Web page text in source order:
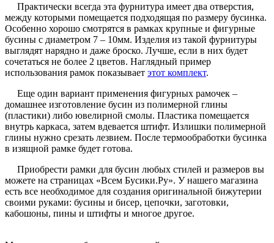
Практически всегда эта фурнитура имеет два отверстия,
между которыми помещается подходящая по размеру бусинка.
Особенно хорошо смотрятся в рамках крупные и фигурные
бусины с диаметром 7 – 10мм. Изделия из такой фурнитуры
выглядят нарядно и даже броско. Лучше, если в них будет
сочетаться не более 2 цветов. Наглядный пример
использования рамок показывает этот комплект.
Еще один вариант применения фигурных рамочек –
домашнее изготовление бусин из полимерной глины
(пластики) либо ювелирной смолы. Пластика помещается
внутрь каркаса, затем вдевается штифт. Излишки полимерной
глины нужно срезать лезвием. После термообработки бусинка
в изящной рамке будет готова.
Приобрести рамки для бусин любых стилей и размеров вы
можете на страницах «Всем Бусики.Ру». У нашего магазина
есть все необходимое для создания оригинальной бижутерии
своими руками: бусины и бисер, цепочки, заготовки,
кабошоны, пины и штифты и многое другое.